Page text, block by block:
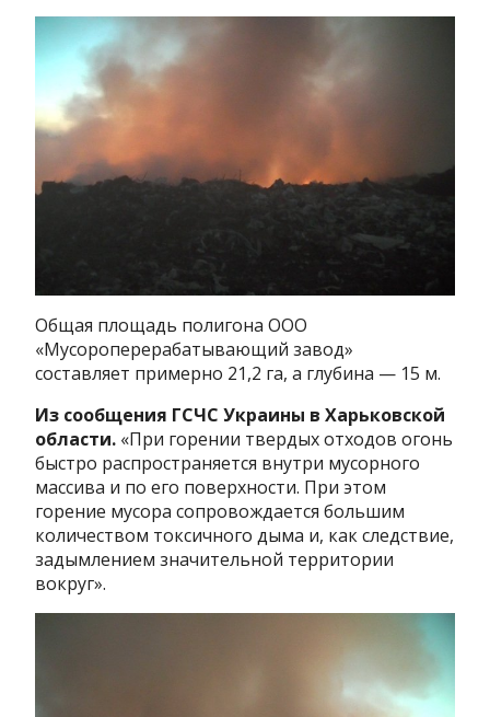
Общая площадь полигона ООО
«Мусороперерабатывающий завод»
составляет примерно 21,2 га, а глубина — 15 м.
Из сообщения ГСЧС Украины в Харьковской
области. «При горении твердых отходов огонь
быстро распространяется внутри мусорного
массива и по его поверхности. При этом
горение мусора сопровождается большим
количеством токсичного дыма и, как следствие,
задымлением значительной территории
вокруг».